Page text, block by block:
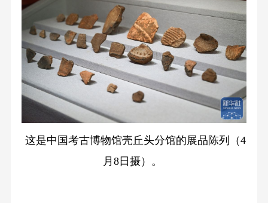
这是中国考古博物馆壳丘头分馆的展品陈列（4
月8日摄）。